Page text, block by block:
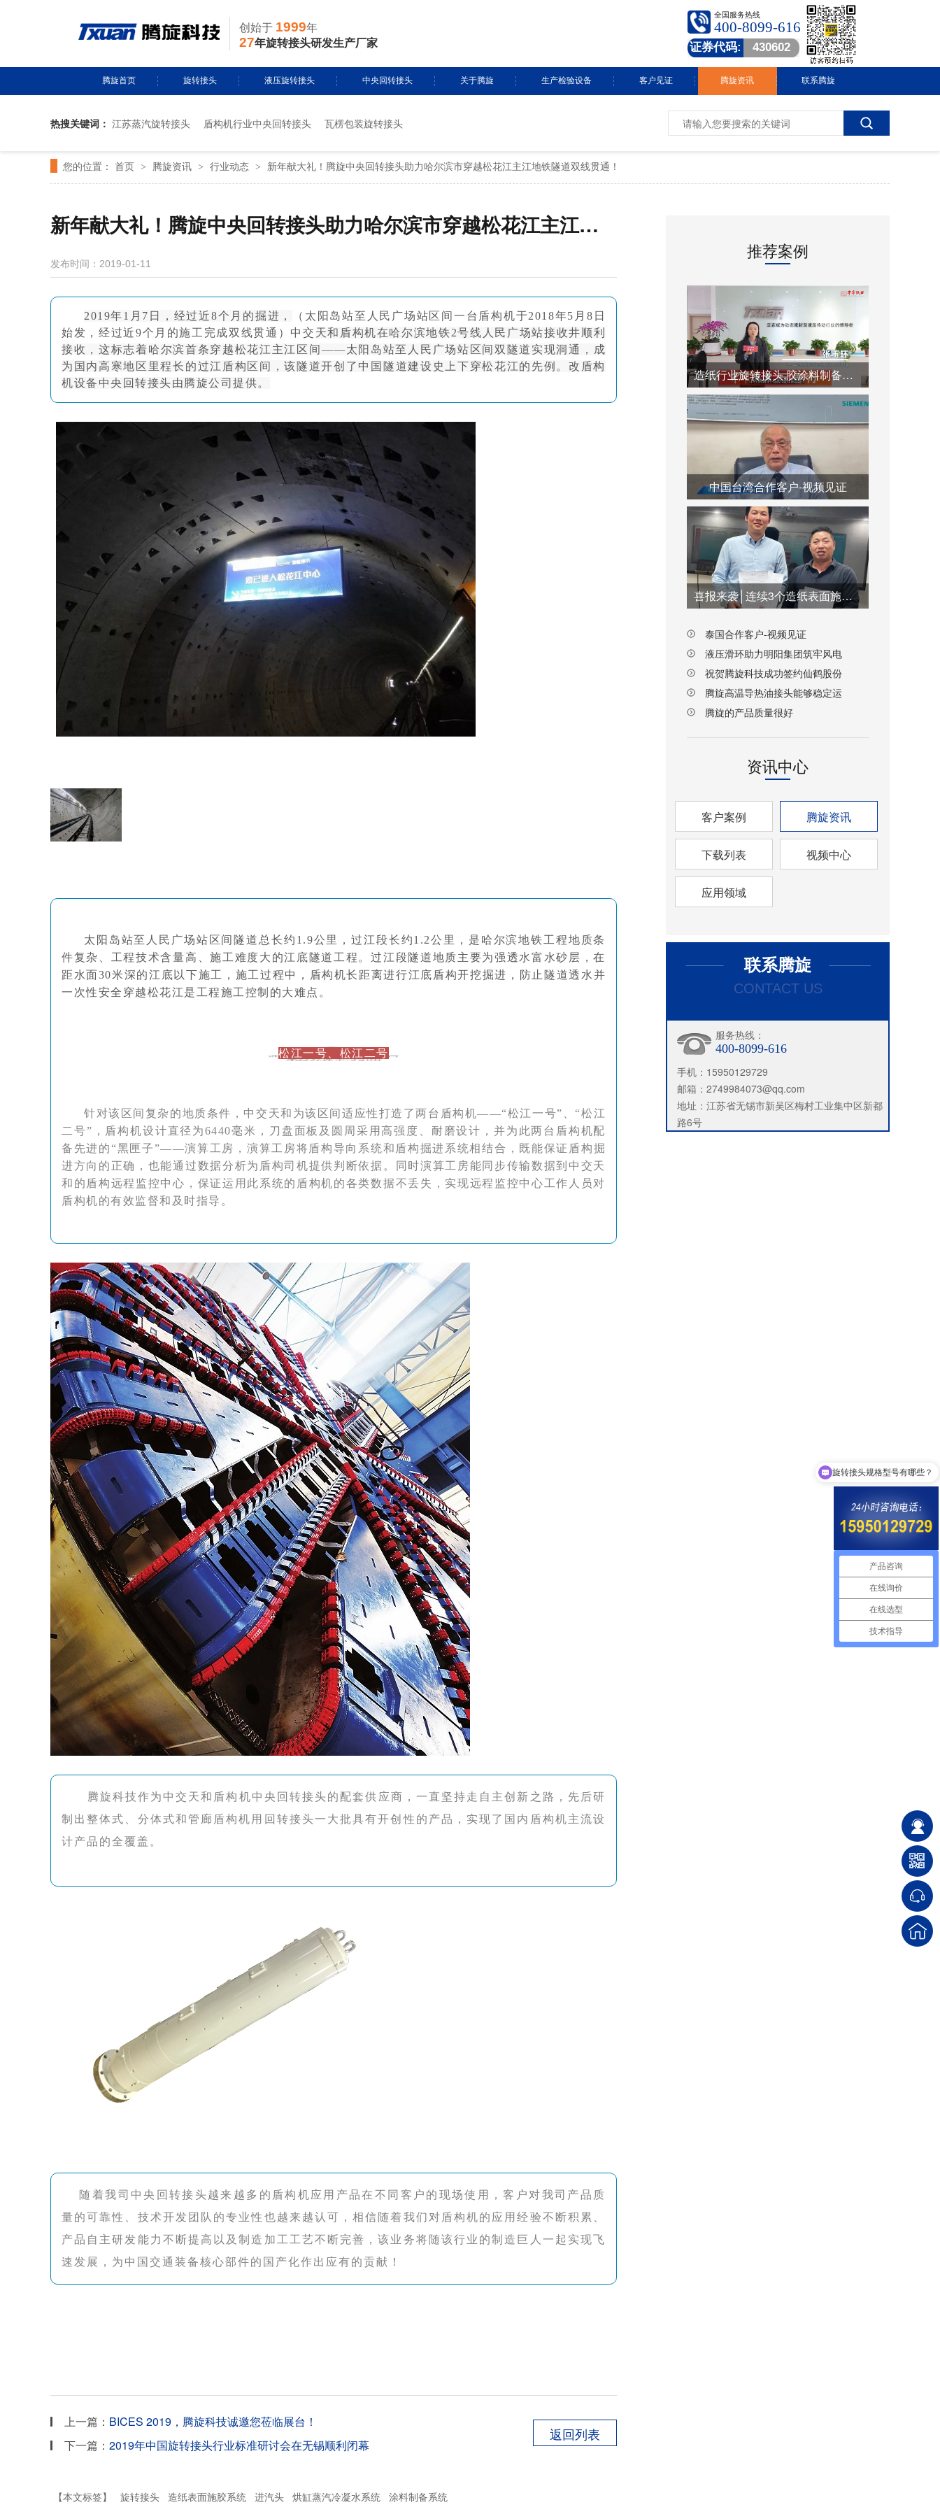
创始于 1999年
27年旋转接头研发生产厂家
全国服务热线
400-8099-616
证券代码: 430602
腾旋首页 旋转接头
水用旋转接头
导热油旋转接头
切削液旋转接头
旋转接头配件
液压旋转接头
风电液压滑环
多通路旋转接头定制
中央回转接头
挖掘机旋转接头
履带吊旋转接头
起重机旋转接头
属具旋转接头
高空作业车旋转接头
关于腾旋
专利证书
生产检验设备
检测设备
客户见证 腾旋资讯
腾旋快讯
行业动态
联系腾旋
热搜关键词： 江苏蒸汽旋转接头 盾构机行业中央回转接头 瓦楞包装旋转接头
您的位置： 首页 > 腾旋资讯 > 行业动态 > 新年献大礼！腾旋中央回转接头助力哈尔滨市穿越松花江主江地铁隧道双线贯通！
新年献大礼！腾旋中央回转接头助力哈尔滨市穿越松花江主江地铁隧道双线贯通！
发布时间：2019-01-11
2019年1月7日，经过近8个月的掘进，
（太阳岛站至人民广场站区间一台盾构机于2018年5月8日
始发，经过近9个月的施工完成双线贯通）中交 天和盾构机在哈尔滨地铁2号线人民广场站接收井顺利
接收，这标志着哈尔滨首条穿越松花江主江区间——太阳岛站至人民广场站区间双隧道实现洞通，成
为国内高寒地区里程长的过江盾构区间，该隧道开创了中国隧道建设史上下穿松花江的先例。改盾构
机设备中央回转接头由腾旋公司提供。
太阳岛站至人民广场站区间隧道总长约1.9公里，过江段长约1.2公里，是哈尔滨地铁工程地质条
件复杂、工程技术含量高、施工难度大的江底隧道工程。过江段隧道地质主要为强透水富水砂层，在
距水面30米深的江底以下施工，施工过程中，盾构机长距离进行江底盾构开挖掘进，防止隧道透水并
一次性安全穿越松花江是工程施工控制的大难点。
松江一号、松江二号
针对该区间复杂的地质条件，中交天和为该区间适应性打造了两台盾构机——“松江一号”、“松江
二号”，盾构机设计直径为6440毫米，刀盘面板及圆周采用高强度、耐磨设计，并为此两台盾构机配
备先进的“黑匣子”——演算工房，演算工房将盾构导向系统和盾构掘进系统相结合，既能保证盾构掘
进方向的正确，也能通过数据分析为盾构司机提供判断依据。同时演算工房能同步传输数据到中交天
和的盾构远程监控中心，保证运用此系统的盾构机的各类数据不丢失，实现远程监控中心工作人员对
盾构机的有效监督和及时指导。
腾旋科技作为中交天和盾构机中央回转接头的配套供应商，一直坚持走自主创新之路，先后研
制出整体式、分体式和管廊盾构机用回转接头一大批具有开创性的产品，实现了国内盾构机主流设
计产品的全覆盖。
随着我司中央回转接头越来越多的盾构机应用产品在不同客户的现场使用，客户对我司产品质
量的可靠性、技术开发团队的专业性也越来越认可，相信随着我们对盾构机的应用经验不断积累、
产品自主研发能力不断提高以及制造加工工艺不断完善，该业务将随该行业的制造巨人一起实现飞
速发展，为中国交通装备核心部件的国产化作出应有的贡献！
上一篇： BICES 2019，腾旋科技诚邀您莅临展台！
下一篇： 2019年中国旋转接头行业标准研讨会在无锡顺利闭幕
返回列表
【本文标签】 旋转接头 造纸表面施胶系统 进汽头 烘缸蒸汽冷凝水系统 涂料制备系统
推荐案例
造纸行业旋转接头,胶涂料制备系统,蒸汽冷凝水系统运用
中国台湾合作客户-视频见证
喜报来袭│连续3个造纸表面施胶系统订单签订合作，共创双赢未来！
泰国合作客户-视频见证
液压滑环助力明阳集团筑牢风电
设备传动安全防线
祝贺腾旋科技成功签约仙鹤股份
湖北项目！
腾旋高温导热油接头能够稳定运
行
腾旋的产品质量很好
资讯中心
客户案例 腾旋资讯
下载列表 视频中心
应用领域
联系腾旋
CONTACT US
服务热线：
400-8099-616
手机：15950129729
邮箱：2749984073@qq.com
地址：江苏省无锡市新吴区梅村工业集中区新都
路6号
产品咨询
在线询价
在线选型
技术指导
旋转接头规格型号有哪些？